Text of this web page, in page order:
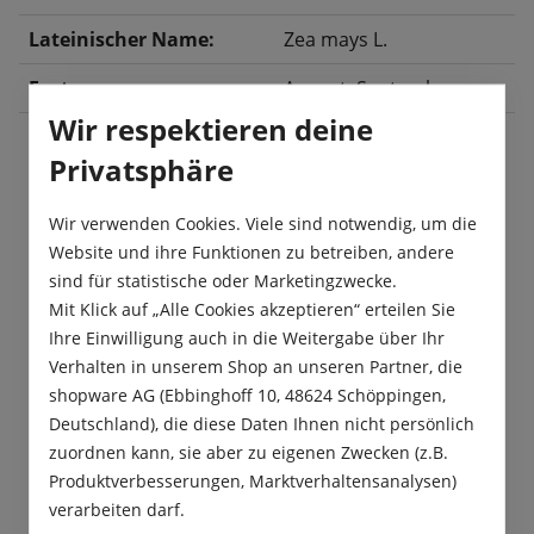
Lateinischer Name:
Zea mays L.
Ernte:
August, September
Beschreibung
„Golden Bantam“ ist ein leckerer Zuckermais, der
goldgelbe, süße Körner hat. Zuckermais ist sehr
beliebt als Frischgemüse zu…Mehr
Produktsicherheit
Das sagen unsere Kunden
Wir respektieren deine
Privatsphäre
Wir verwenden Cookies. Viele sind notwendig, um die
Website und ihre Funktionen zu betreiben, andere
sind für statistische oder Marketingzwecke.
Mit Klick auf „Alle Cookies akzeptieren“ erteilen Sie
Ihre Einwilligung auch in die Weitergabe über Ihr
Verhalten in unserem Shop an unseren Partner, die
shopware AG (Ebbinghoff 10, 48624 Schöppingen,
Deutschland), die diese Daten Ihnen nicht persönlich
zuordnen kann, sie aber zu eigenen Zwecken (z.B.
Produktverbesserungen, Marktverhaltensanalysen)
verarbeiten darf.